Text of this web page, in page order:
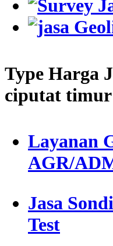
Type Harga
ciputat timur
Layanan
AGR/
Jasa
Test